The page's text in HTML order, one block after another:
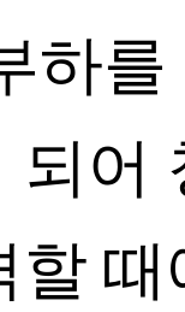
하
되어
할